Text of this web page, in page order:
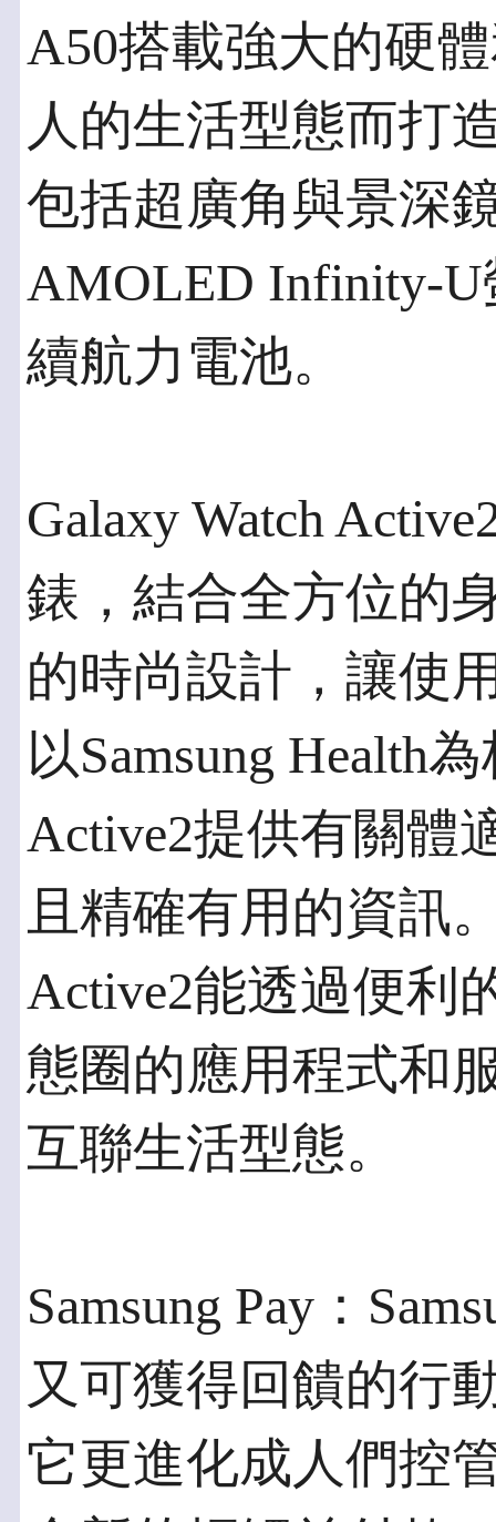
A50搭載強大的硬
人的生活型態而打
包括超廣角與景深
AMOLED Infinity-
續航力電池。
Galaxy Watch
錶，結合全方位的
的時尚設計，讓使
以Samsung Health
Active2提供有關體
且精確有用的資訊
Active2能透過便利
態圈的應用程式和
互聯生活型態。
Samsung Pay：
又可獲得回饋的行
它更進化成人們控